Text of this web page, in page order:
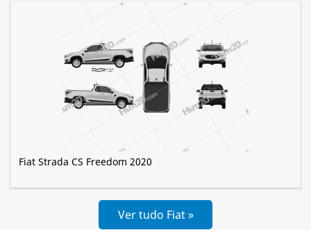
Fiat Strada CS Freedom 2020
Ver tudo Fiat »